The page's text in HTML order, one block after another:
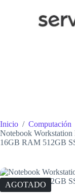
Inicio / Computación
Notebook
16GB RAM 512GB
AGOTADO